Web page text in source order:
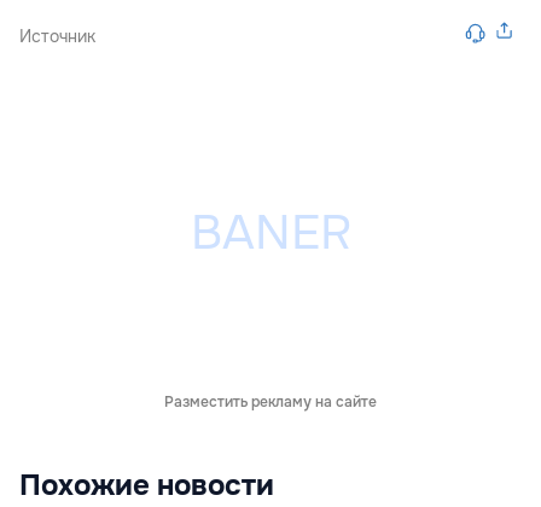
Источник
Разместить рекламу на сайте
Похожие новости